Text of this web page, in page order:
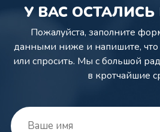
У ВАС
Пожалуйста, заполните
данными ниже и напишите,
или спросить. Мы с большой
в кротчайшие